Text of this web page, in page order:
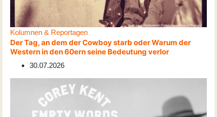
Kolumnen & Reportagen
Der Tag, an dem der Cowboy starb oder Warum der
Western in den 60ern seine Bedeutung verlor
30.07.2026